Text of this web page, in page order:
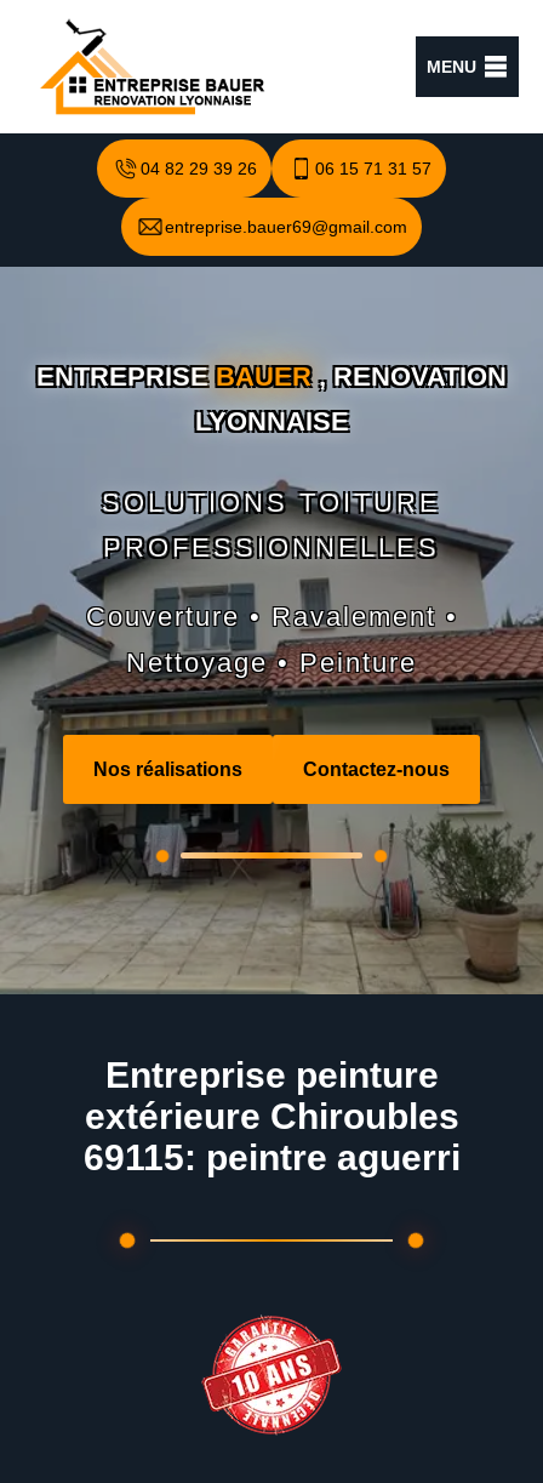
MENU
04 82 29 39 26 06 15 71 31 57
entreprise.bauer69@gmail.com
ENTREPRISEBAUER, RENOVATION
LYONNAISE
SOLUTIONS TOITURE
PROFESSIONNELLES
Couverture • Ravalement •
Nettoyage • Peinture
Nos réalisations Contactez-nous
Entreprise peinture
extérieure Chiroubles
69115: peintre aguerri